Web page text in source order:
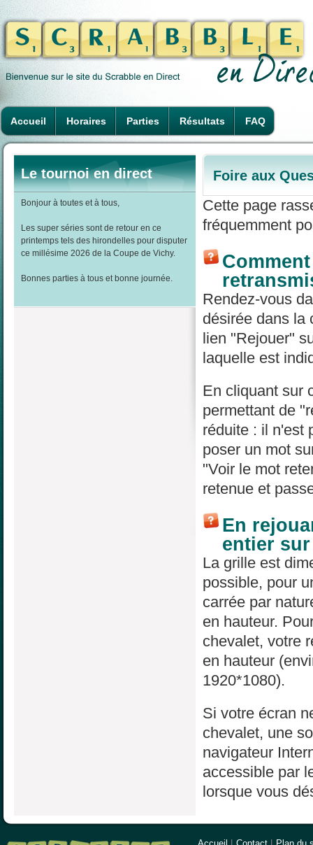
Accueil Horaires Parties Résultats FAQ
Le tournoi en direct
Bonjour à toutes et à tous,
Les super séries sont de retour en ce
printemps tels des hirondelles pour disputer
ce millésime 2026 de la Coupe de Vichy.
Bonnes parties à tous et bonne journée.
Foire aux
Cette page
fréquemment
Rendez-vous
désirée dans la
lien "Rejouer"
laquelle est
En cliquant sur
permettant de
réduite : il n'est
poser un mot
"Voir le mot
retenue et
En
entier
La grille est
possible, pour
carrée par
en hauteur.
chevalet, votre
en hauteur
1920*1080).
Si votre écran
chevalet, une
navigateur
accessible par
lorsque vous
Accueil | Contact | Plan du